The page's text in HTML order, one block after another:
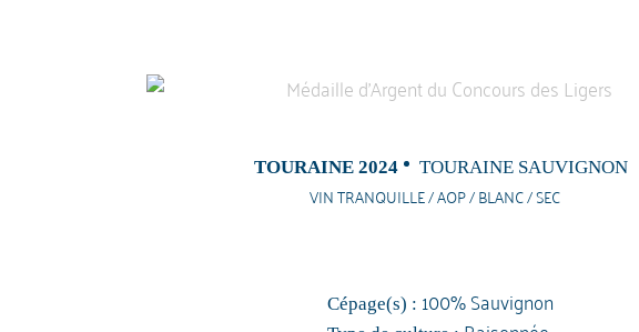
TOURAINE 2024 TOURAINE SAUVIGNON
VIN TRANQUILLE / AOP / BLANC / SEC
Cépage(s) : 100% Sauvignon